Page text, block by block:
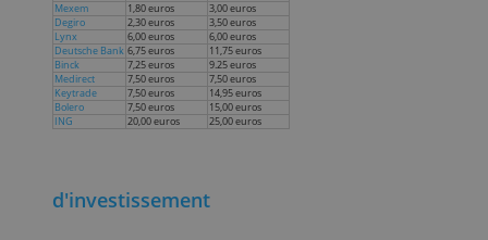
Les coûts d'investissement
Si vous investissez vous-même, vous
décidez par vous-même quoi et où vous
dessous s'appliquent aux principales